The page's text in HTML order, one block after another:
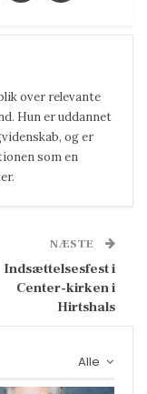
over relevante
Hun er uddannet
og er
som en
NÆSTE
Indsættelsesfest i
Center-kirken i
Hirtshals
Alle